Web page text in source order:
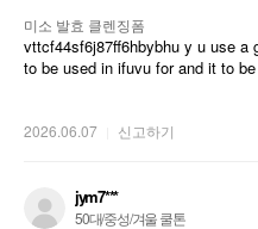
미소 발효 클렌징폼
vttcf44sf6j87ff6hbybhu y u use
to be used in ifuvu for and it to
2026.06.07 신고하기
jym7***
50대/중성/겨울 쿨톤